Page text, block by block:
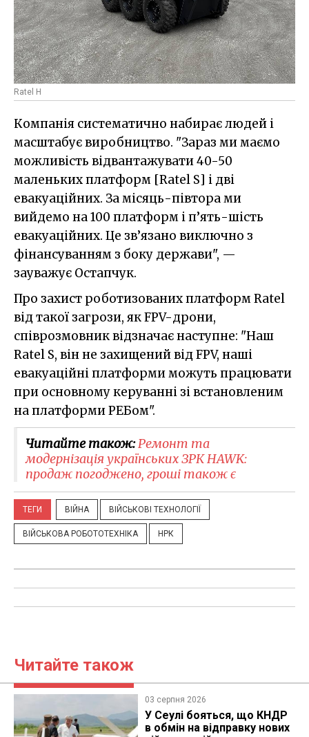
Ratel H
Компанія систематично набирає людей і
масштабує виробництво. "Зараз ми маємо
можливість відвантажувати 40-50
маленьких платформ [Ratel S] і дві
евакуаційних. За місяць-півтора ми
вийдемо на 100 платформ і п’ять-шість
евакуаційних. Це зв’язано виключно з
фінансуванням з боку держави", —
зауважує Остапчук.
Про захист роботизованих платформ Ratel
від такої загрози, як FPV-дрони,
співрозмовник відзначає наступне: "Наш
Ratel S, він не захищений від FPV, наші
евакуаційні платформи можуть працювати
при основному керуванні зі встановленим
на платформи РЕБом".
Читайте також:Ремонт та
модернізація українських ЗРК HAWK:
продаж погоджено, гроші також є
ТЕГИ ВІЙНА ВІЙСЬКОВІ ТЕХНОЛОГІЇ
ВІЙСЬКОВА РОБОТОТЕХНІКА НРК
Читайте також
03 серпня 2026
У Сеулі бояться, що КНДР
в обмін на відправку нових